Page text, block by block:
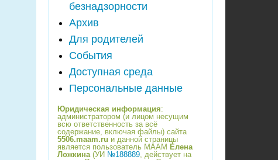
безнадзорности
Архив
Для родителей
События
Доступная среда
Персональные данные
Юридическая информация:
администратором (и лицом несущим
всю ответственность за всё
содержание, включая файлы) сайта
5506.maam.ru и данной страницы
является пользователь МААМ Елена
Ложкина(УИ №188889, действует на